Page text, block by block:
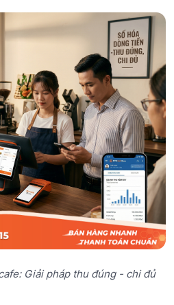
Giải pháp thu đúng - chi đủ